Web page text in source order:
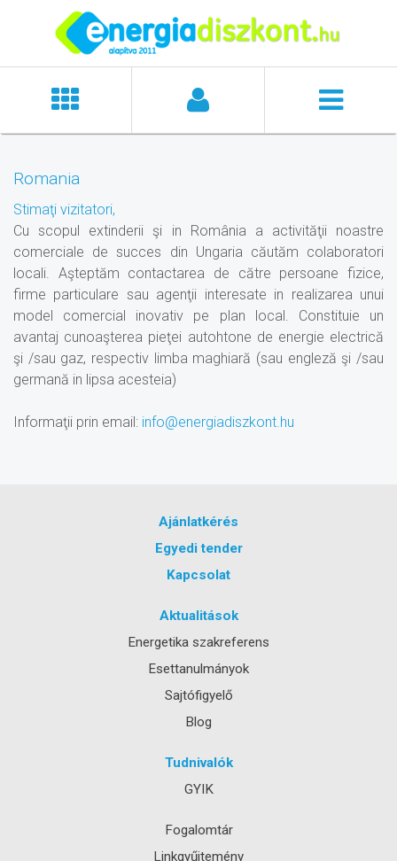
Romania
Stimaţi vizitatori,
Cu scopul extinderii şi in România a activităţii noastre
comerciale de succes din Ungaria căutăm colaboratori
locali. Aşteptăm contactarea de către persoane fizice,
firme particulare sau agenţii interesate in realizarea unui
model comercial inovativ pe plan local. Constituie un
avantaj cunoaşterea pieţei autohtone de energie electrică
şi /sau gaz, respectiv limba maghiară (sau engleză şi /sau
germană in lipsa acesteia)
Informaţii prin email: info@energiadiszkont.hu
Ajánlatkérés
Egyedi tender
Kapcsolat
Aktualitások
Energetika szakreferens
Esettanulmányok
Sajtófigyelő
Blog
Tudnivalók
GYIK
Fogalomtár
Linkgyűjtemény